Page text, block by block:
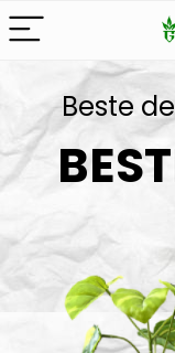
Beste